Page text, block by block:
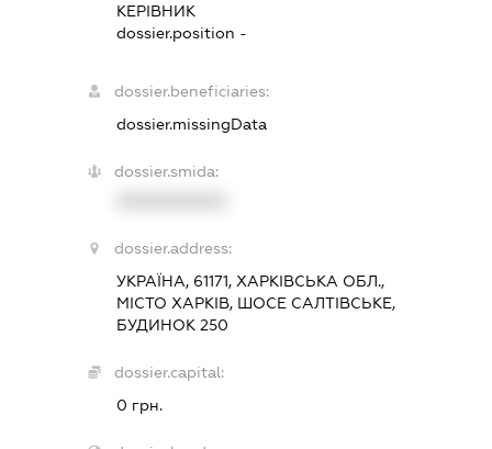
КЕРІВНИК
dossier.position -
dossier.beneficiaries:
dossier.missingData
dossier.smida:
dossier.address:
УКРАЇНА, 61171, ХАРКІВСЬКА ОБЛ.,
МІСТО ХАРКІВ, ШОСЕ САЛТІВСЬКЕ,
БУДИНОК 250
dossier.capital:
0 грн.